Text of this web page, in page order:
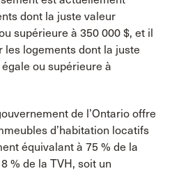
dont la juste valeur
supérieure à 350 000 $, et il
les logements dont la juste
ou supérieure à
de l’Ontario offre
d’habitation locatifs
équivalant à 75 % de la
% de la TVH, soit un